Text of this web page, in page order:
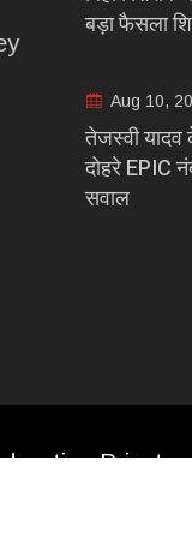
बड़ा फैसला
Aug 10,
तेजस्वी यादव
दोहरे EPIC
सवाल
Private